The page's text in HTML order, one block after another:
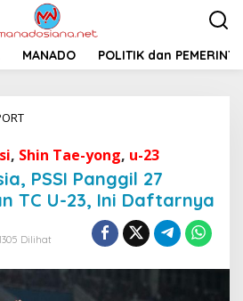
MANADO POLITIK dan
l
a
n
g
a
, Shin Tae-yong, u-23
PSSI Panggil 27
TC U-23, Ini Daftarnya
Dilihat